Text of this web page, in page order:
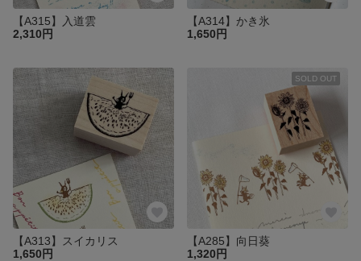
【A315】入道雲
2,310円
【A314】かき氷
1,650円
【A313】スイカリス
1,650円
SOLD OUT
【A285】向日葵
1,320円